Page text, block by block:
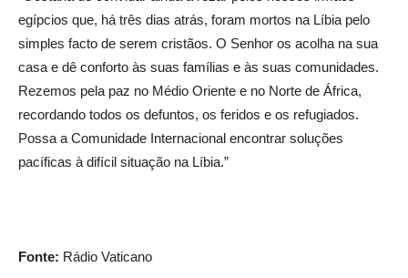
egípcios que, há três dias atrás, foram mortos na Líbia pelo
simples facto de serem cristãos. O Senhor os acolha na sua
casa e dê conforto às suas famílias e às suas comunidades.
Rezemos pela paz no Médio Oriente e no Norte de África,
recordando todos os defuntos, os feridos e os refugiados.
Possa a Comunidade Internacional encontrar soluções
pacíficas à difícil situação na Líbia.”
Fonte: Rádio Vaticano